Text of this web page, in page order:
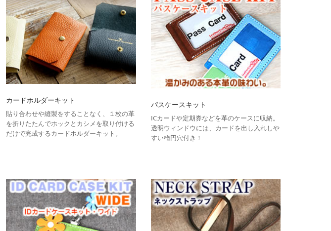
カードホルダーキット
貼り合わせや縫製をすることなく、１枚の革
を折りたたんでホックとカシメを取り付ける
だけで完成するカードホルダーキット。
パスケースキット
ICカードや定期券などを革のケースに収納。
透明ウィンドウには、カードを出し入れしや
すい楕円穴付き！